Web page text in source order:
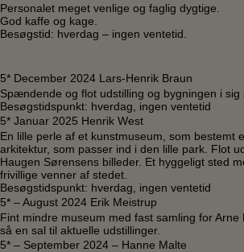
Personalet meget venlige og faglig dygtige.
God kaffe og kage.
Besøgstid: hverdag – ingen ventetid.
5* December 2024 Lars-Henrik Braun
Spændende og flot udstilling og bygningen i sig
Besøgstidspunkt: hverdag, ingen ventetid
5* Januar 2025 Henrik West
En lille perle af et kunstmuseum, som bestemt
arkitektur, som passer ind i den lille park. Flot
Haugen Sørensens billeder. Et hyggeligt sted
frivillige venner af stedet.
Besøgstidspunkt: hverdag, ingen ventetid
5* – August 2024 Erik Meistrup
Fint mindre museum med fast samling for Arne
så en sal til aktuelle udstillinger.
5* – September 2024 – Hanne Malte